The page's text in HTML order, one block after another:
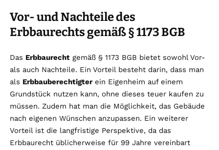
Vor- und Nachteile des
Erbbaurechts gemäß § 1173 BGB
Das Erbbaurecht gemäß § 1173 BGB bietet sowohl Vor-
als auch Nachteile. Ein Vorteil besteht darin, dass man
als Erbbauberechtigterein Eigenheim auf einem
Grundstück nutzen kann, ohne dieses teuer kaufen zu
müssen. Zudem hat man die Möglichkeit, das Gebäude
nach eigenen Wünschen anzupassen. Ein weiterer
Vorteil ist die langfristige Perspektive, da das
Erbbaurecht üblicherweise für 99 Jahre vereinbart